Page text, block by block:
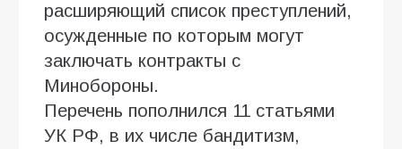
расширяющий список преступлений,
осужденные по которым могут
заключать контракты с
Минобороны.
Перечень пополнился 11 статьями
УК РФ, в их числе бандитизм,